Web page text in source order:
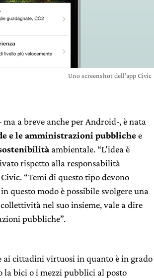
Uno screenshot dell’app Civic
a breve anche per Android-, è nata
e le amministrazioni pubblichee
ambientale. “L’idea è
rispetto alla responsabilità
“Temi di questo tipo devono
questo modo è possibile svolgere una
nel suo insieme, vale a dire
pubbliche”.
ai cittadini virtuosi in quanto è in grado
la bici o i mezzi pubblici al posto